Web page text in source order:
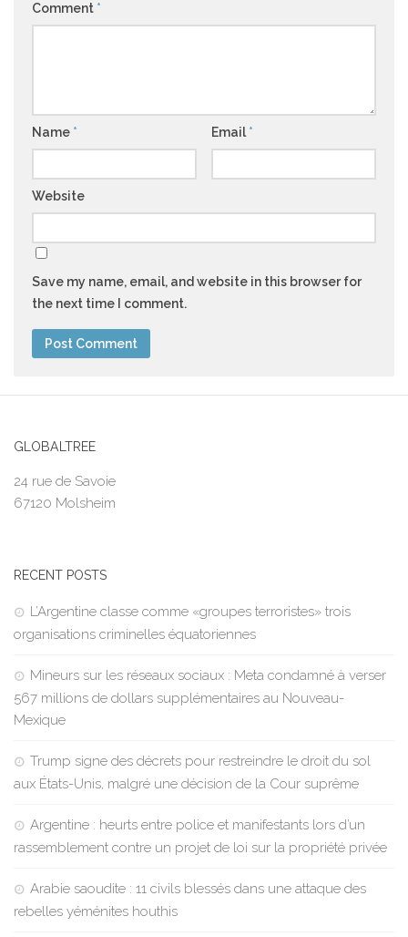
Comment *
Name * Email *
Website
Save my name, email, and website in this browser for
the next time I comment.
GLOBALTREE
24 rue de Savoie
67120 Molsheim
RECENT POSTS
L’Argentine classe comme «groupes terroristes» trois
organisations criminelles équatoriennes
Mineurs sur les réseaux sociaux : Meta condamné à verser
567 millions de dollars supplémentaires au Nouveau-
Mexique
Trump signe des décrets pour restreindre le droit du sol
aux États-Unis, malgré une décision de la Cour suprême
Argentine : heurts entre police et manifestants lors d’un
rassemblement contre un projet de loi sur la propriété privée
Arabie saoudite : 11 civils blessés dans une attaque des
rebelles yéménites houthis